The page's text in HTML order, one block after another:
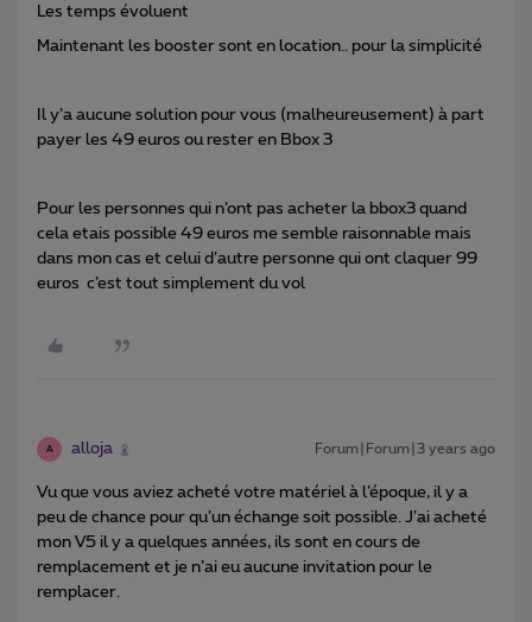
Les temps évoluent
Maintenant les booster sont en location.. pour la simplicité
Il y’a aucune solution pour vous (malheureusement) à part
payer les 49 euros ou rester en Bbox 3
Pour les personnes qui n’ont pas acheter la bbox3 quand
cela etais possible 49 euros me semble raisonnable mais
dans mon cas et celui d’autre personne qui ont claquer 99
euros c’est tout simplement du vol
A alloja Forum|Forum|3 years ago
Vu que vous aviez acheté votre matériel à l’époque, il y a
peu de chance pour qu’un échange soit possible. J’ai acheté
mon V5 il y a quelques années, ils sont en cours de
remplacement et je n’ai eu aucune invitation pour le
remplacer.